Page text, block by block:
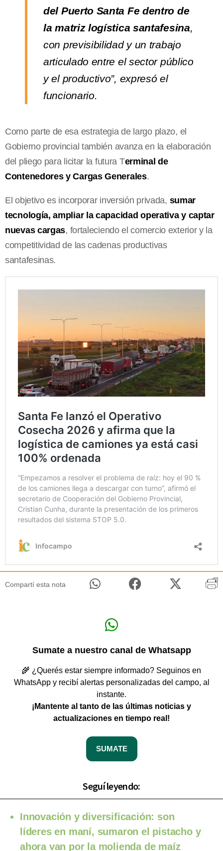
del Puerto Santa Fe dentro de
la matriz logística santafesina,
con previsibilidad y un trabajo
articulado entre el sector público
y el productivo”, expresó el
funcionario.
Como parte de esa estrategia de largo plazo, el
Gobierno provincial también avanza en la elaboración
del pliego para licitar la futura Terminal de
Contenedores y Cargas Generales.
El objetivo es incorporar inversión privada, sumar
tecnología, ampliar la capacidad operativa y captar
nuevas cargas, fortaleciendo el comercio exterior y la
competitividad de las cadenas productivas
santafesinas.
Compartí esta nota
Sumate a nuestro canal de Whatsapp
🌾 ¿Querés estar siempre informado? Seguinos en
WhatsApp y recibí alertas personalizadas del campo, al
instante.
¡Mantente al tanto de las últimas noticias y
actualizaciones en tiempo real!
SUMATE
Seguí leyendo:
Innovación y diversificación: son
líderes en maní, sumaron el pistacho y
ahora van por la molienda de maíz